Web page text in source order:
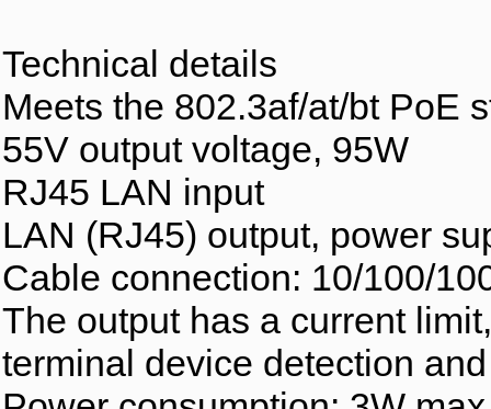
Technical details
Meets the 802.3af/at/bt PoE
55V output voltage, 95W
RJ45 LAN input
LAN (RJ45) output, power
Cable connection: 10/100/
The output has a current
terminal device detection